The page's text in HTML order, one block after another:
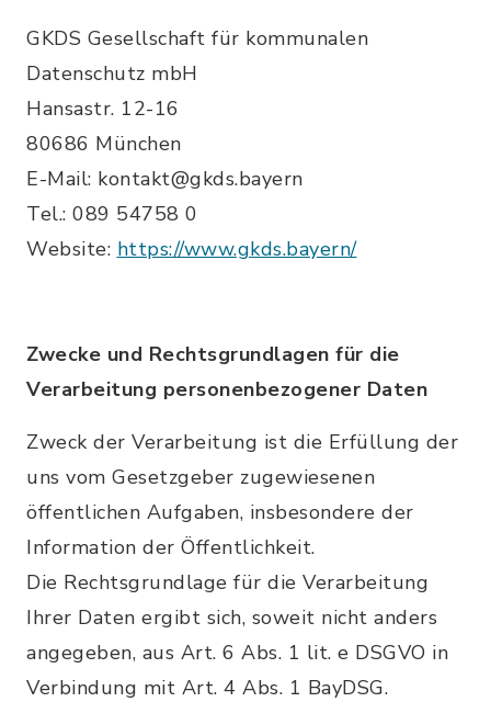
GKDS Gesellschaft für kommunalen
Datenschutz mbH
Hansastr. 12-16
80686 München
E-Mail: kontakt@gkds.bayern
Tel.: 089 54758 0
Website: https://www.gkds.bayern/
Zwecke und Rechtsgrundlagen für die
Verarbeitung personenbezogener Daten
Zweck der Verarbeitung ist die Erfüllung der
uns vom Gesetzgeber zugewiesenen
öffentlichen Aufgaben, insbesondere der
Information der Öffentlichkeit.
Die Rechtsgrundlage für die Verarbeitung
Ihrer Daten ergibt sich, soweit nicht anders
angegeben, aus Art. 6 Abs. 1 lit. e DSGVO in
Verbindung mit Art. 4 Abs. 1 BayDSG.